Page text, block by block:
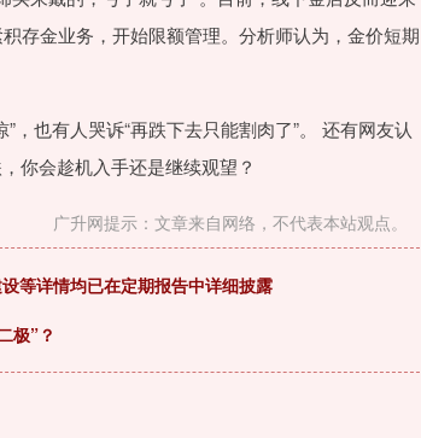
存金业务，开始限额管理。分析师认为，金价短期
也有人哭诉“再跌下去只能割肉了”。 还有网友认
你会趁机入手还是继续观望？
广升网提示：文章来自网络，不代表本站观点。
等详情均已在定期报告中详细披露
极”？